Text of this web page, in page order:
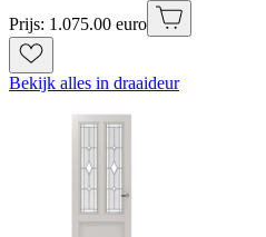
Prijs: 1.075.00 euro
Bekijk alles in draaideur